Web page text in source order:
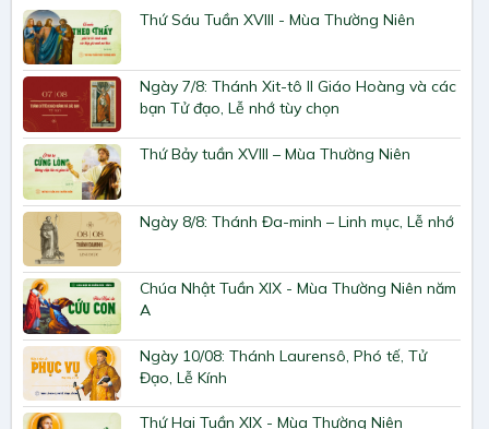
Thứ Sáu Tuần XVIII - Mùa Thường Niên
Ngày 7/8: Thánh Xit-tô II Giáo Hoàng và các
bạn Tử đạo, Lễ nhớ tùy chọn
Thứ Bảy tuần XVIII – Mùa Thường Niên
Ngày 8/8: Thánh Đa-minh – Linh mục, Lễ nhớ
Chúa Nhật Tuần XIX - Mùa Thường Niên năm
A
Ngày 10/08: Thánh Laurensô, Phó tế, Tử
Đạo, Lễ Kính
Thứ Hai Tuần XIX - Mùa Thường Niên